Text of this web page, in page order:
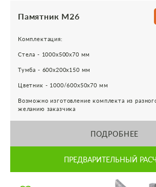
Памятник М26
Комплектация:
Стела - 1000х500х70 мм
Тумба - 600х200х150 мм
Цветник - 1000/600х50х70 мм
Возможно изготовление комплекта из
желанию заказчика
ПОДРОБНЕЕ
ПРЕДВАРИТЕЛЬНЫЙ